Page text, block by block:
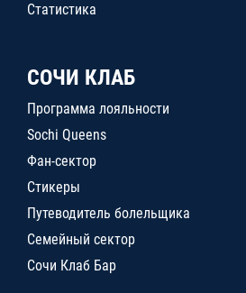
Статистика
СОЧИ КЛАБ
Программа лояльности
Sochi Queens
Фан-сектор
Стикеры
Путеводитель болельщика
Семейный сектор
Сочи Клаб Бар